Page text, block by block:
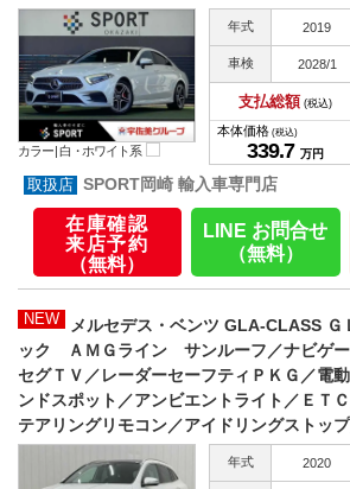
カラー |白・ホワイト系
年式 2019
車検 2028/1
支払総額 (税込)
本体価格 (税込)
339.7 万円
SPORT岡崎 輸入車専門店
在庫確認
来店予約
（無料）
LINE お問合せ
（無料）
NEW
メルセデス・ベンツ GLA-CLASS
ック ＡＭＧライン サンルーフ／ナビゲー
セグＴＶ／レーダーセーフティＰＫＧ／電
ンドスポット／アンビエントライト／ＥＴ
テアリングリモコン／アイドリングストッ
年式 2020